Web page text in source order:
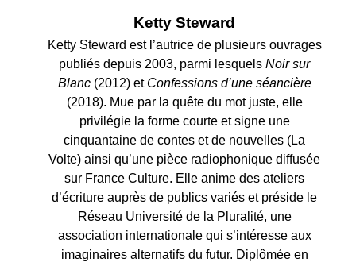
Ketty Steward
Ketty Steward est l’autrice de plusieurs ouvrages
publiés depuis 2003, parmi lesquels Noir sur
Blanc(2012) et Confessions d’une séancière
(2018). Mue par la quête du mot juste, elle
privilégie la forme courte et signe une
cinquantaine de contes et de nouvelles (La
Volte) ainsi qu’une pièce radiophonique diffusée
sur France Culture. Elle anime des ateliers
d’écriture auprès de publics variés et préside le
Réseau Université de la Pluralité, une
association internationale qui s’intéresse aux
imaginaires alternatifs du futur. Diplômée en